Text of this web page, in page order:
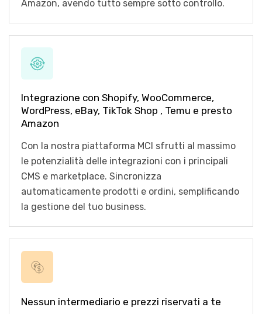
Amazon, avendo tutto sempre sotto controllo.
Integrazione con Shopify, WooCommerce,
WordPress, eBay, TikTok Shop , Temu e presto
Amazon
Con la nostra piattaforma MCI sfrutti al massimo
le potenzialità delle integrazioni con i principali
CMS e marketplace. Sincronizza
automaticamente prodotti e ordini, semplificando
la gestione del tuo business.
Nessun intermediario e prezzi riservati a te